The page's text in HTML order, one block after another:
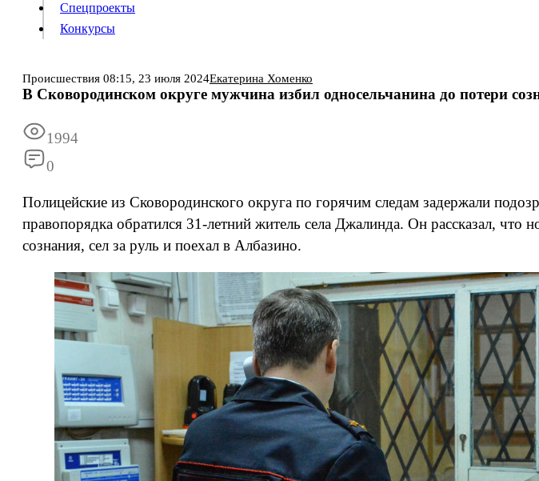
Информация
Спецпроекты
Конкурсы
Происшествия 08:15, 23 июля 2024Екатерина Хоменко
В Сковородинском округе мужчина избил односельчанина до потери
1994
0
Полицейские из Сковородинского округа по горячим следам задержали
правопорядка обратился 31-летний житель села Джалинда. Он рассказал, что
сознания, сел за руль и поехал в Албазино.